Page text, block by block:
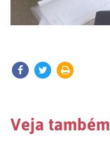
Veja também